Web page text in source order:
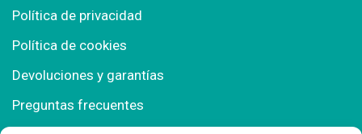
Política de privacidad
Política de cookies
Devoluciones y garantías
Preguntas frecuentes